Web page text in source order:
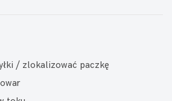
/ zlokalizować paczkę